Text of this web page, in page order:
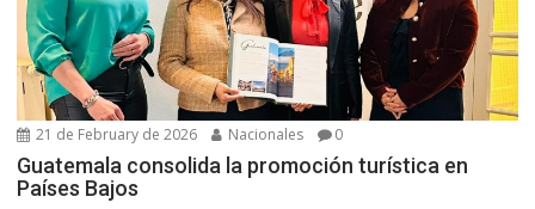
21 de February de 2026 Nacionales 0
Guatemala consolida la promoción turística en
Países Bajos